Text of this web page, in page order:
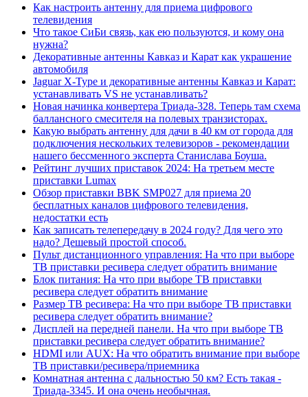
Как настроить антенну для приема цифрового
телевидения
Что такое СиБи связь, как ею пользуются, и кому она
нужна?
Декоративные антенны Кавказ и Карат как украшение
автомобиля
Jaguar X-Type и декоративные антенны Кавказ и Карат:
устанавливать VS не устанавливать?
Новая начинка конвертера Триада-328. Теперь там схема
баллансного смесителя на полевых транзисторах.
Какую выбрать антенну для дачи в 40 км от города для
подключения нескольких телевизоров - рекомендации
нашего бессменного эксперта Станислава Боуша.
Рейтинг лучших приставок 2024: На третьем месте
приставки Lumax
Обзор приставки BBK SMP027 для приема 20
бесплатных каналов цифрового телевидения,
недостатки есть
Как записать телепередачу в 2024 году? Для чего это
надо? Дешевый простой способ.
Пульт дистанционного управления: На что при выборе
ТВ приставки ресивера следует обратить внимание
Блок питания: На что при выборе ТВ приставки
ресивера следует обратить внимание
Размер ТВ ресивера: На что при выборе ТВ приставки
ресивера следует обратить внимание?
Дисплей на передней панели. На что при выборе ТВ
приставки ресивера следует обратить внимание?
HDMI или AUX: На что обратить внимание при выборе
ТВ приставки/ресивера/приемника
Комнатная антенна с дальностью 50 км? Есть такая -
Триада-3345. И она очень необычная.